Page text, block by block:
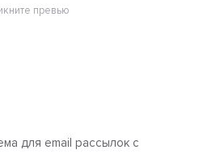
превью
для email рассылок с